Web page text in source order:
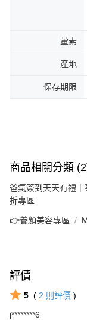
葷素
產地
保存期限
商品相關分類
爸氣簽到天天有禮
折專區
👉養顏美容專區
評價
5 ( 2 則評價 )
j********6